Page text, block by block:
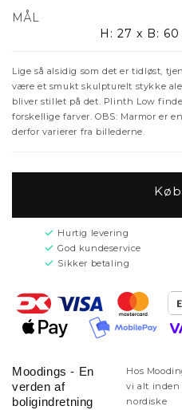
MÅL
H: 27 x B:
Lige så alsidig som det er tidløst,
være et smukt skulpturelt stykke
bliver stillet på det. Plinth Low
forskellige farver. OBS: Marmor er
derfor varierer fra billederne.
Hurtig levering
God kundeservice
Sikker betaling
Moodings - En
verden af
boligindretning
Hos
vi alt inden
nordiske